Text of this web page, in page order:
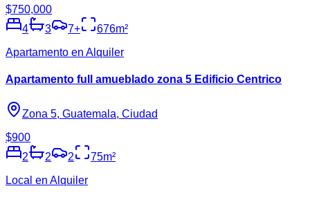
$750,000
4
3 7+ 676m²
Apartamento en Alquiler
Apartamento full amueblado zona 5 Edificio Centrico
Zona 5, Guatemala, Ciudad
$900
2
2 2 75m²
Local en Alquiler